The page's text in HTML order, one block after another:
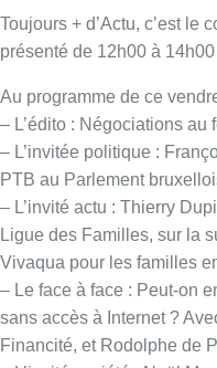
– Le face à face : Peut-on
sans accès à Internet ?
Financité, et Rodolphe de
– L’invité société : Noël
– Les invités culture : les
Elba pour le spectacle “La
– L’invité LCR : le
“Adoration”
Infos sur le replay